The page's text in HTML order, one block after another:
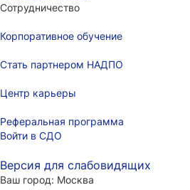
Сотрудничество
Корпоративное обучение
Стать партнером НАДПО
Центр карьеры
Реферальная программа
Войти в СДО
Версия для слабовидящих
Ваш город: Москва